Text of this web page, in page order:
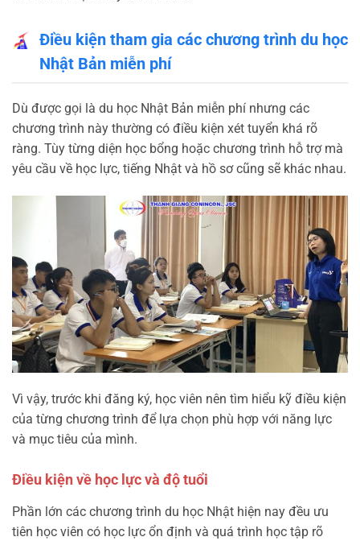
Điều kiện tham gia các chương trình du học
Nhật Bản miễn phí
Dù được gọi là du học Nhật Bản miễn phí nhưng các
chương trình này thường có điều kiện xét tuyển khá rõ
ràng. Tùy từng diện học bổng hoặc chương trình hỗ trợ mà
yêu cầu về học lực, tiếng Nhật và hồ sơ cũng sẽ khác nhau.
Vì vậy, trước khi đăng ký, học viên nên tìm hiểu kỹ điều kiện
của từng chương trình để lựa chọn phù hợp với năng lực
và mục tiêu của mình.
Điều kiện về học lực và độ tuổi
Phần lớn các chương trình du học Nhật hiện nay đều ưu
tiên học viên có học lực ổn định và quá trình học tập rõ